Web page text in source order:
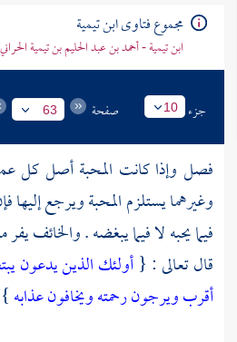
مجموع فتاوى ابن تيمية
ابن تيمية - أحمد بن عبد الحليم بن تيمية الحراني
جزء 10 صفحة 63
فصل وإذا كانت المحبة أصل كل
وغيرهما يستلزم المحبة ويرجع إليها
فيما يحبه لا فيما يبغضه . والخائف
قال تعالى : {أولئك الذين يدعون
أقرب ويرجون رحمته ويخافون عذابه}